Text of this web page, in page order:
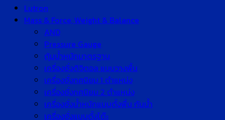
Lutron
Mass & Force, Weight & Balance
AND
Pressure Gauge
ตุ้มน้ำหนักมาตรฐาน
เครื่องชั่งดิจิตอล แบบวางพื้น
เครื่องชั่งทศนิยม 1 ตำแหน่ง
เครื่องชั่งทศนิยม 2 ตำแหน่ง
เครื่องชั่งน้ำหนักแบบตั้งพื้น กันน้ำ
เครื่องชั่งแบบตั้งโต๊ะ